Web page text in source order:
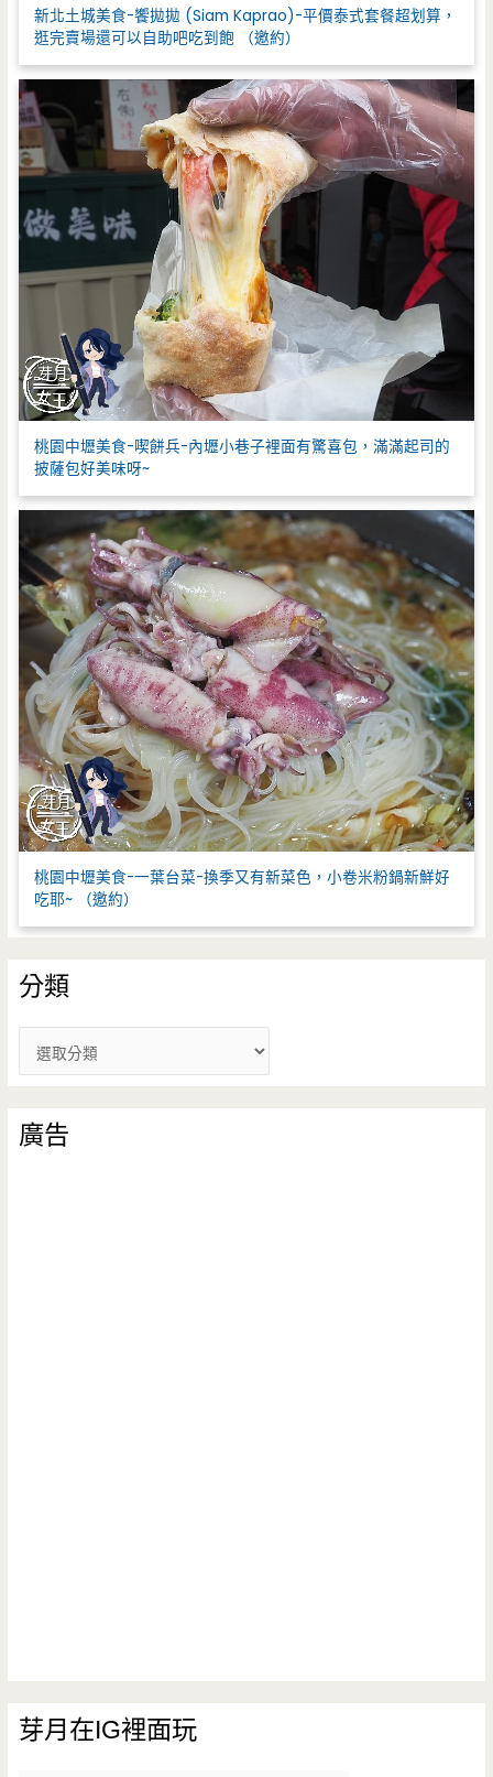
新北土城美食-饗拋拋 (Siam Kaprao)-平價泰式套餐超划算，
逛完賣場還可以自助吧吃到飽 （邀約）
桃園中壢美食-喫餅兵-內壢小巷子裡面有驚喜包，滿滿起司的
披薩包好美味呀~
桃園中壢美食-一葉台菜-換季又有新菜色，小卷米粉鍋新鮮好
吃耶~ （邀約）
分類
類
廣告
芽月在IG裡面玩